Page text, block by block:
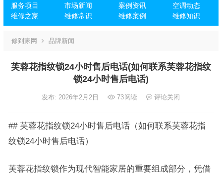
服务项目
市场新闻 案例资讯
空调动态
维修之家
维修常识 维修案例 维修知识
修到家网 品牌新闻
芙蓉花指纹锁24小时售后电话(如何联系芙蓉花指纹
锁24小时售后电话)
发布: 2026年2月2日 73阅读 评论关闭
## 芙蓉花指纹锁24小时售后电话（如何联系芙蓉花指
纹锁24小时售后电话）
芙蓉花指纹锁作为现代智能家居的重要组成部分，凭借